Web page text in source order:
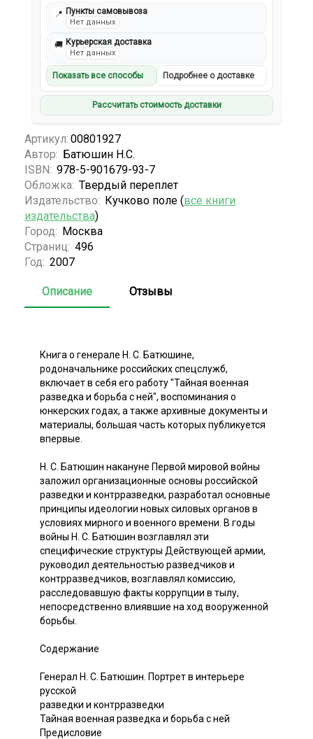
📍 Пункты самовывоза
Нет данных
🚚 Курьерская доставка
Нет данных
Показать все способы Подробнее о доставке
Рассчитать стоимость доставки
Артикул: 00801927
Автор: Батюшин Н.С.
ISBN: 978-5-901679-93-7
Обложка: Твердый переплет
Издательство: Кучково поле (все книги
издательства)
Город: Москва
Страниц: 496
Год: 2007
Описание Отзывы
Книга о генерале Н. С. Батюшине,
родоначальнике российских спецслужб,
включает в себя его работу "Тайная военная
разведка и борьба с ней", воспоминания о
юнкерских годах, а также архивные документы и
материалы, большая часть которых публикуется
впервые.
Н. С. Батюшин накануне Первой мировой войны
заложил организационные основы российской
разведки и контрразведки, разработал основные
принципы идеологии новых силовых органов в
условиях мирного и военного времени. В годы
войны Н. С. Батюшин возглавлял эти
специфические структуры Действующей армии,
руководил деятельностью разведчиков и
контрразведчиков, возглавлял комиссию,
расследовавшую факты коррупции в тылу,
непосредственно влиявшие на ход вооруженной
борьбы.
Содержание
Генерал Н. С. Батюшин. Портрет в интерьере
русской
разведки и контрразведки
Тайная военная разведка и борьба с ней
Предисловие